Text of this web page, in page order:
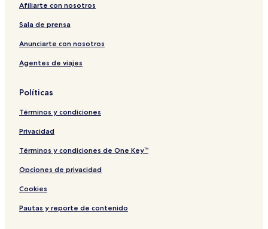
Afiliarte con nosotros
Sala de prensa
Anunciarte con nosotros
Agentes de viajes
Políticas
Términos y condiciones
Privacidad
Términos y condiciones de One Key™
Opciones de privacidad
Cookies
Pautas y reporte de contenido